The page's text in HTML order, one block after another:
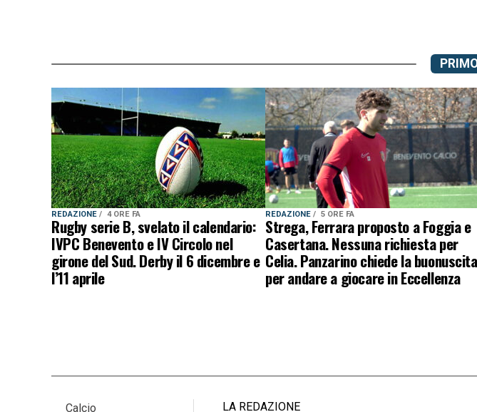
REDAZIONE 4 ORE FA
Rugby serie B, svelato il calendario:
IVPC Benevento e IV Circolo nel
girone del Sud. Derby il 6 dicembre e
l’11 aprile
REDAZIONE 5 ORE FA
Strega, Ferrara proposto a Foggia e
Casertana. Nessuna richiesta per
Celia. Panzarino chiede la buonuscita
per andare a giocare in Eccellenza
Calcio LA REDAZIONE